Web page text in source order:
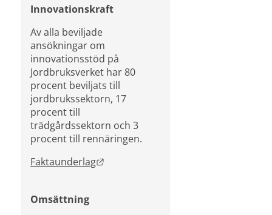
Innovationskraft
Av alla beviljade
ansökningar om
innovationsstöd på
Jordbruksverket har 80
procent beviljats till
jordbrukssektorn, 17
procent till
trädgårdssektorn och 3
procent till rennäringen.
Faktaunderlag
Omsättning